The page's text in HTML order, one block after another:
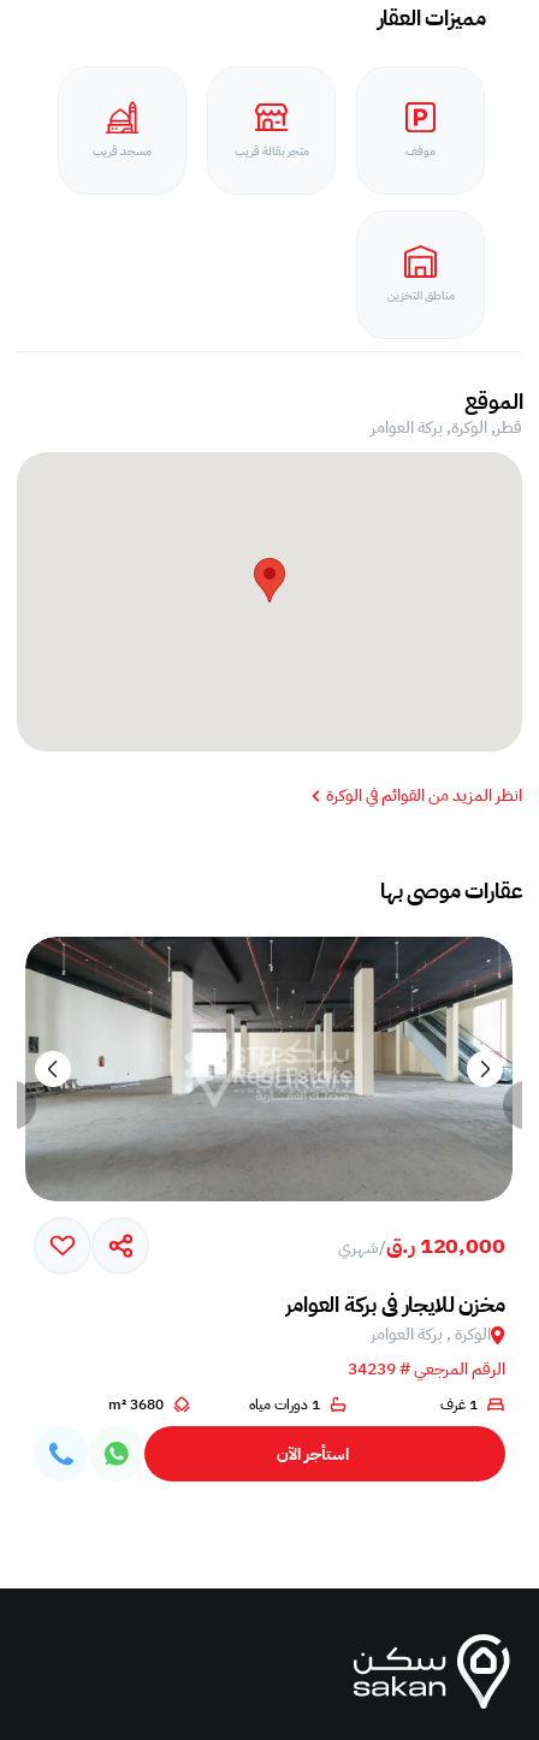
مميزات العقار
موقف متجر بقالة قريب مسجد قريب
مناطق التخزين
الموقع
قطر, الوكرة, بركة العوامر‎
انظر المزيد من القوائم في الوكرة
عقارات موصى بها
120,000 ر.ق /شهري
مخزن للايجار في بركة العوامر
الوكرة , بركة العوامر‎
الرقم المرجعي # 34239
1 غرف 1 دورات مياه 3680 m²
استأجر الآن